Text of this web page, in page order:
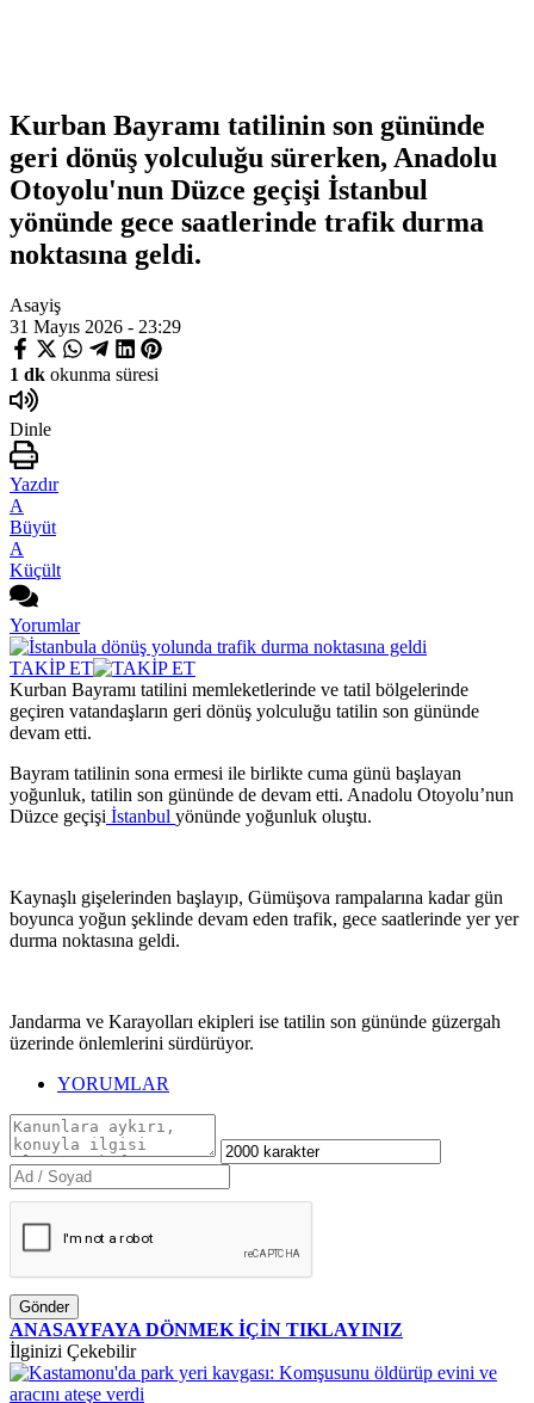
Kurban Bayramı tatilinin son gününde
geri dönüş yolculuğu sürerken, Anadolu
Otoyolu'nun Düzce geçişi İstanbul
yönünde gece saatlerinde trafik durma
noktasına geldi.
Asayiş
31 Mayıs 2026 - 23:29
1 dk okunma süresi
Dinle
Yazdır
A
Büyüt
A
Küçült
Yorumlar
TAKİP ET
Kurban Bayramı tatilini memleketlerinde ve tatil bölgelerinde
geçiren vatandaşların geri dönüş yolculuğu tatilin son gününde
devam etti.
Bayram tatilinin sona ermesi ile birlikte cuma günü başlayan
yoğunluk, tatilin son gününde de devam etti. Anadolu Otoyolu’nun
Düzce geçişi İstanbul yönünde yoğunluk oluştu.
Kaynaşlı gişelerinden başlayıp, Gümüşova rampalarına kadar gün
boyunca yoğun şeklinde devam eden trafik, gece saatlerinde yer yer
durma noktasına geldi.
Jandarma ve Karayolları ekipleri ise tatilin son gününde güzergah
üzerinde önlemlerini sürdürüyor.
YORUMLAR
Gönder
ANASAYFAYA DÖNMEK İÇİN TIKLAYINIZ
İlginizi Çekebilir